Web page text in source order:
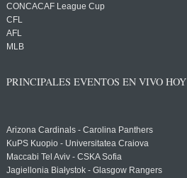
CONCACAF League Cup
CFL
AFL
MLB
PRINCIPALES EVENTOS EN VIVO HOY
Arizona Cardinals - Carolina Panthers
KuPS Kuopio - Universitatea Craiova
Maccabi Tel Aviv - CSKA Sofia
Jagiellonia Białystok - Glasgow Rangers